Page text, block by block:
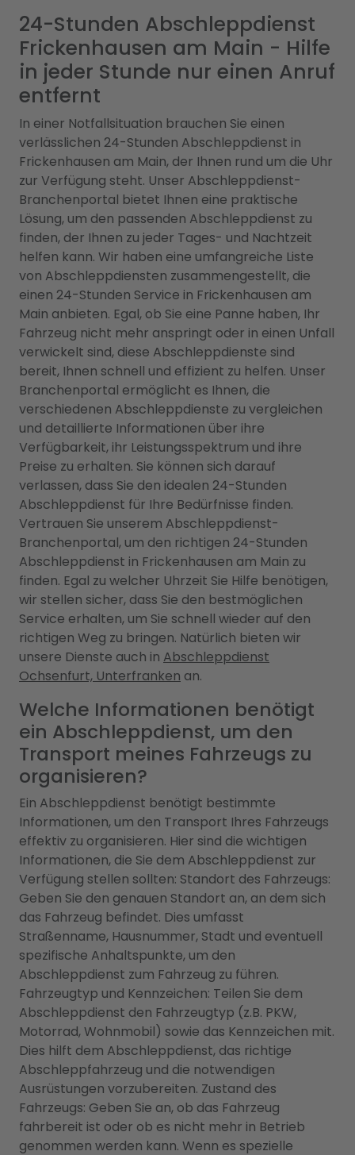
24-Stunden Abschleppdienst
Frickenhausen am Main - Hilfe
in jeder Stunde nur einen Anruf
entfernt
In einer Notfallsituation brauchen Sie einen
verlässlichen 24-Stunden Abschleppdienst in
Frickenhausen am Main, der Ihnen rund um die Uhr
zur Verfügung steht. Unser Abschleppdienst-
Branchenportal bietet Ihnen eine praktische
Lösung, um den passenden Abschleppdienst zu
finden, der Ihnen zu jeder Tages- und Nachtzeit
helfen kann. Wir haben eine umfangreiche Liste
von Abschleppdiensten zusammengestellt, die
einen 24-Stunden Service in Frickenhausen am
Main anbieten. Egal, ob Sie eine Panne haben, Ihr
Fahrzeug nicht mehr anspringt oder in einen Unfall
verwickelt sind, diese Abschleppdienste sind
bereit, Ihnen schnell und effizient zu helfen. Unser
Branchenportal ermöglicht es Ihnen, die
verschiedenen Abschleppdienste zu vergleichen
und detaillierte Informationen über ihre
Verfügbarkeit, ihr Leistungsspektrum und ihre
Preise zu erhalten. Sie können sich darauf
verlassen, dass Sie den idealen 24-Stunden
Abschleppdienst für Ihre Bedürfnisse finden.
Vertrauen Sie unserem Abschleppdienst-
Branchenportal, um den richtigen 24-Stunden
Abschleppdienst in Frickenhausen am Main zu
finden. Egal zu welcher Uhrzeit Sie Hilfe benötigen,
wir stellen sicher, dass Sie den bestmöglichen
Service erhalten, um Sie schnell wieder auf den
richtigen Weg zu bringen. Natürlich bieten wir
unsere Dienste auch in Abschleppdienst
Ochsenfurt, Unterfranken an.
Welche Informationen benötigt
ein Abschleppdienst, um den
Transport meines Fahrzeugs zu
organisieren?
Ein Abschleppdienst benötigt bestimmte
Informationen, um den Transport Ihres Fahrzeugs
effektiv zu organisieren. Hier sind die wichtigen
Informationen, die Sie dem Abschleppdienst zur
Verfügung stellen sollten: Standort des Fahrzeugs:
Geben Sie den genauen Standort an, an dem sich
das Fahrzeug befindet. Dies umfasst
Straßenname, Hausnummer, Stadt und eventuell
spezifische Anhaltspunkte, um den
Abschleppdienst zum Fahrzeug zu führen.
Fahrzeugtyp und Kennzeichen: Teilen Sie dem
Abschleppdienst den Fahrzeugtyp (z.B. PKW,
Motorrad, Wohnmobil) sowie das Kennzeichen mit.
Dies hilft dem Abschleppdienst, das richtige
Abschleppfahrzeug und die notwendigen
Ausrüstungen vorzubereiten. Zustand des
Fahrzeugs: Geben Sie an, ob das Fahrzeug
fahrbereit ist oder ob es nicht mehr in Betrieb
genommen werden kann. Wenn es spezielle